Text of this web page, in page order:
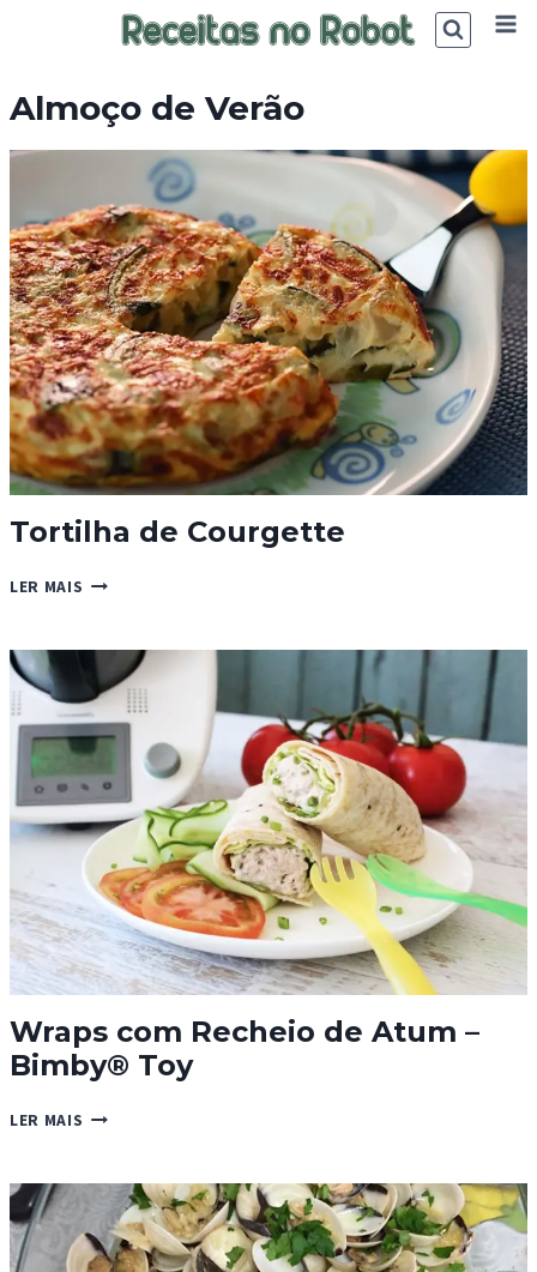
Almoço de Verão
Tortilha de Courgette
LER MAIS TORTILHA
Wraps com Recheio de Atum –
Bimby® Toy
LER MAIS WRAPS
DE
ATUM
–
BIMBY®